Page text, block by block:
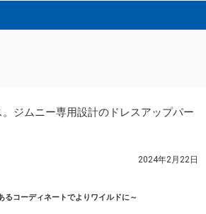
ジムニー専用設計のドレスアップパー
2024年2月22日
るコーディネートでより ワイルドに～